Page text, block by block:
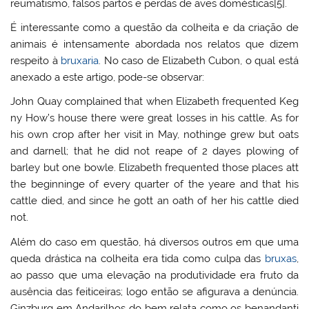
reumatismo, falsos partos e perdas de aves domésticas[5].
É interessante como a questão da colheita e da criação de
animais é intensamente abordada nos relatos que dizem
respeito à bruxaria. No caso de Elizabeth Cubon, o qual está
anexado a este artigo, pode-se observar:
John Quay complained that when Elizabeth frequented Keg
ny How’s house there were great losses in his cattle. As for
his own crop after her visit in May, nothinge grew but oats
and darnell; that he did not reape of 2 dayes plowing of
barley but one bowle. Elizabeth frequented those places att
the beginninge of every quarter of the yeare and that his
cattle died, and since he gott an oath of her his cattle died
not.
Além do caso em questão, há diversos outros em que uma
queda drástica na colheita era tida como culpa das bruxas,
ao passo que uma elevação na produtividade era fruto da
ausência das feiticeiras; logo então se afigurava a denúncia.